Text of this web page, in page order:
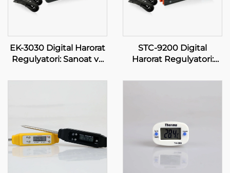
EK-3030 Digital Harorat
Regulyatori: Sanoat va
Etuvchi Haroratni
STC-9200 Digital
Harorat Regulyatori:
Ta'riflarda Ko'p Maqomli